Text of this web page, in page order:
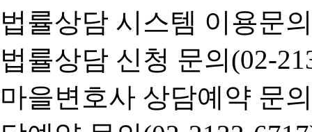
법률상담 시스템 이용문
법률상담 신청 문의(02-
마을변호사 상담예약 문